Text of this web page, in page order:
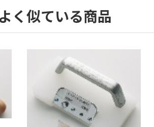
く似ている商品